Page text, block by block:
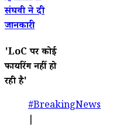
संघवी ने दी
जानकारी
'LoC पर कोई
फायरिंग नहीं हो
रही है'
#BreakingNews